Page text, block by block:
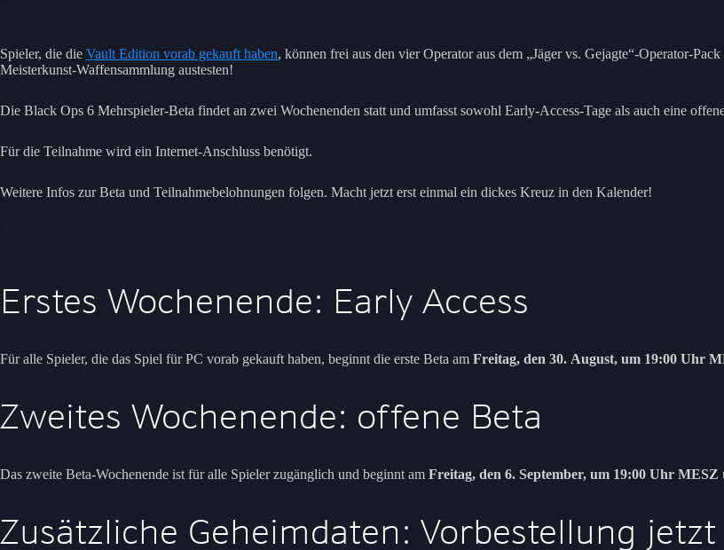
Spieler, die die Vault Edition vorab gekauft haben, können frei aus den vier Operator aus dem „Jäger vs. Gejagte“-Operator-
Meisterkunst-Waffensammlung austesten!
Die Black Ops 6 Mehrspieler-Beta findet an zwei Wochenenden statt und umfasst sowohl Early-Access-Tage als auch eine
Für die Teilnahme wird ein Internet-Anschluss benötigt.
Weitere Infos zur Beta und Teilnahmebelohnungen folgen. Macht jetzt erst einmal ein dickes Kreuz in den Kalender!
Erstes Wochenende: Early Access
Für alle Spieler, die das Spiel für PC vorab gekauft haben, beginnt die erste Beta am Freitag, den 30. August, um 19:00 Uhr
Zweites Wochenende: offene Beta
Das zweite Beta-Wochenende ist für alle Spieler zugänglich und beginnt am Freitag, den 6. September, um 19:00 Uhr MESZ
Zusätzliche Geheimdaten: Vorbestellung